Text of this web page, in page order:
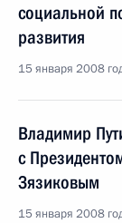
социальной
развития
15 января 2008
Владимир
с
Зязиковым
15 января 2008